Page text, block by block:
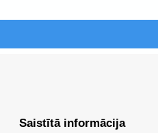
Saistītā informācija